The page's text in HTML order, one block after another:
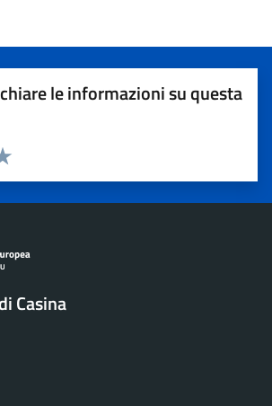
le informazioni su questa
5 stelle su 5
4 stelle su 5
su 5
su 5
5
Casina